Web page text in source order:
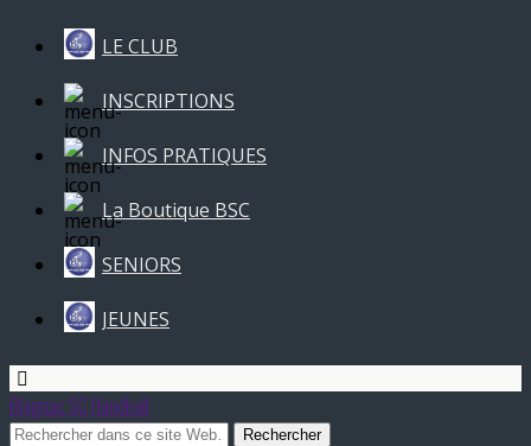
LE CLUB
INSCRIPTIONS
INFOS PRATIQUES
La Boutique BSC
SENIORS
JEUNES
Blagnac SC Handball